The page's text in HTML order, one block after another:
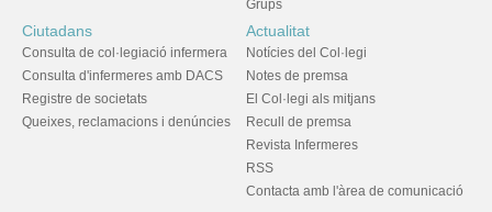
Grups
Ciutadans
Consulta de col·legiació infermera
Consulta d'infermeres amb DACS
Registre de societats
Queixes, reclamacions i denúncies
Actualitat
Notícies del Col·legi
Notes de premsa
El Col·legi als mitjans
Recull de premsa
Revista Infermeres
RSS
Contacta amb l'àrea de comunicació